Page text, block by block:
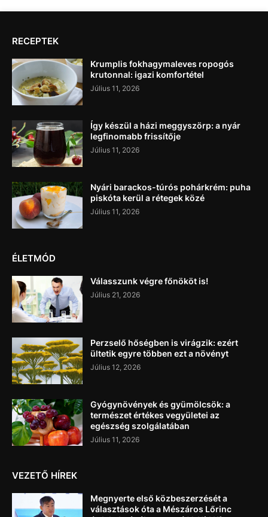
RECEPTEK
Krumplis fokhagymaleves ropogós
krutonnal: igazi komfortétel
Július 11, 2026
Így készül a házi meggyszörp: a nyár
legfinomabb frissítője
Július 11, 2026
Nyári barackos-túrós pohárkrém: puha
piskóta kerül a rétegek közé
Július 11, 2026
ÉLETMÓD
Válasszunk végre főnököt is!
Július 21, 2026
Perzselő hőségben is virágzik: ezért
ültetik egyre többen ezt a növényt
Július 12, 2026
Gyógynövények és gyümölcsök: a
természet értékes vegyületei az
egészség szolgálatában
Július 11, 2026
VEZETŐ HÍREK
Megnyerte első közbeszerzését a
választások óta a Mészáros Lőrinc